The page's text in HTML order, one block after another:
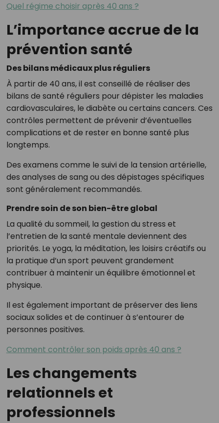
Quel régime choisir après 40 ans ?
L’importance accrue de la
prévention santé
Des bilans médicaux plus réguliers
À partir de 40 ans, il est conseillé de réaliser des
bilans de santé réguliers pour dépister les maladies
cardiovasculaires, le diabète ou certains cancers. Ces
contrôles permettent de prévenir d’éventuelles
complications et de rester en bonne santé plus
longtemps.
Des examens comme le suivi de la tension artérielle,
des analyses de sang ou des dépistages spécifiques
sont généralement recommandés.
Prendre soin de son bien-être global
La qualité du sommeil, la gestion du stress et
l’entretien de la santé mentale deviennent des
priorités. Le yoga, la méditation, les loisirs créatifs ou
la pratique d’un sport peuvent grandement
contribuer à maintenir un équilibre émotionnel et
physique.
Il est également important de préserver des liens
sociaux solides et de continuer à s’entourer de
personnes positives.
Comment contrôler son poids après 40 ans ?
Les changements
relationnels et
professionnels